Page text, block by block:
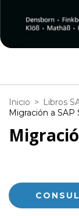
Inicio > Libros
Migración a SAP